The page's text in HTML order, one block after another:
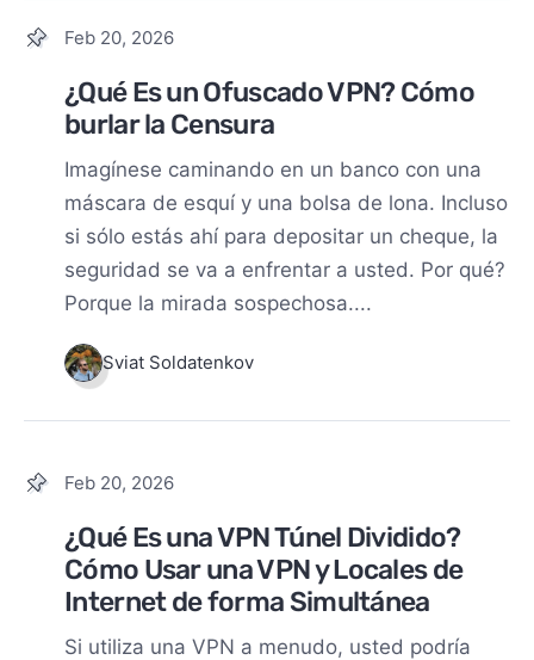
Feb 20, 2026
¿Qué Es un Ofuscado VPN? Cómo
burlar la Censura
Imagínese caminando en un banco con una
máscara de esquí y una bolsa de lona. Incluso
si sólo estás ahí para depositar un cheque, la
seguridad se va a enfrentar a usted. Por qué?
Porque la mirada sospechosa....
Sviat Soldatenkov
Feb 20, 2026
¿Qué Es una VPN Túnel Dividido?
Cómo Usar una VPN y Locales de
Internet de forma Simultánea
Si utiliza una VPN a menudo, usted podría